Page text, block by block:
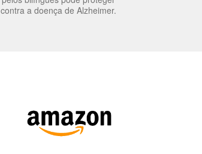
contra a doença de Alzheimer.